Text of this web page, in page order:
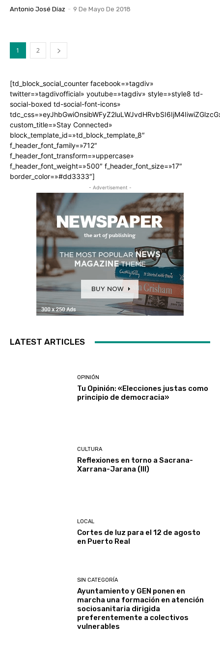
Antonio José Díaz - 9 De Mayo De 2018
1 2
[td_block_social_counter facebook=»tagdiv»
twitter=»tagdivofficial» youtube=»tagdiv» style=»style8 td-
social-boxed td-social-font-icons»
custom_title=»Stay Connected»
block_template_id=»td_block_template_8″
f_header_font_family=»712″
f_header_font_transform=»uppercase»
f_header_font_weight=»500″ f_header_font_size=»17″
border_color=»#dd3333″]
- Advertisement -
LATEST ARTICLES
OPINIÓN
Tu Opinión: «Elecciones justas como
principio de democracia»
CULTURA
Reflexiones en torno a Sacrana-
Xarrana-Jarana (III)
LOCAL
Cortes de luz para el 12 de agosto
en Puerto Real
SIN CATEGORÍA
Ayuntamiento y GEN ponen en
marcha una formación en atención
sociosanitaria dirigida
preferentemente a colectivos
vulnerables